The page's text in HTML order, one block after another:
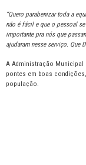
“Quero parabenizar toda a
não é fácil e que o pessoal
importante pra nós que
ajudaram nesse serviço. Que
A Administração Municipal
pontes em boas
população.